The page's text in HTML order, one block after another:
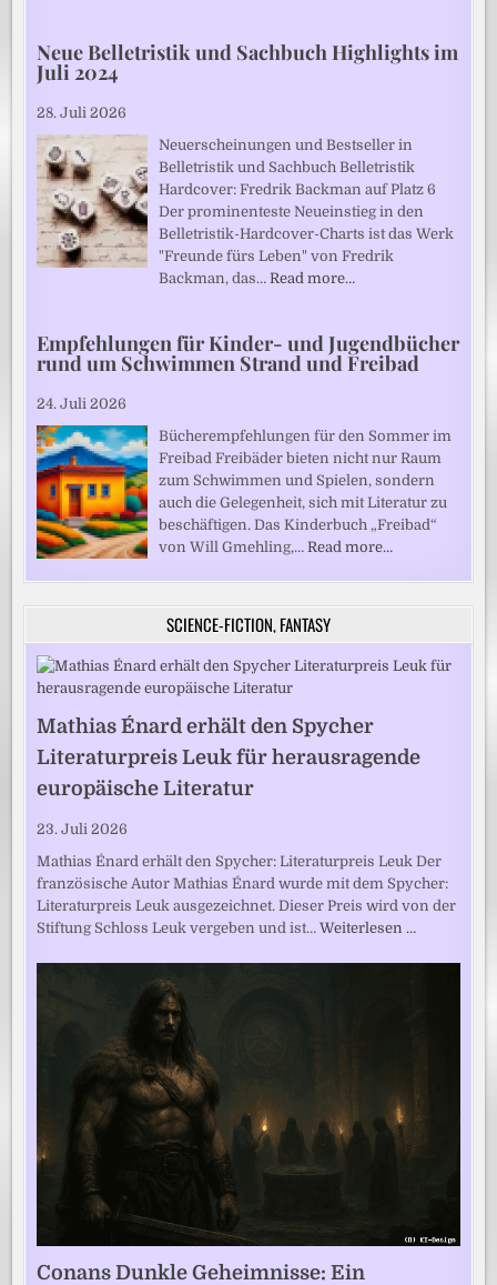
Neue Belletristik und Sachbuch Highlights im
Juli 2024
28. Juli 2026
Neuerscheinungen und Bestseller in
Belletristik und Sachbuch Belletristik
Hardcover: Fredrik Backman auf Platz 6
Der prominenteste Neueinstieg in den
Belletristik-Hardcover-Charts ist das Werk
"Freunde fürs Leben" von Fredrik
Backman, das…Read more…
Empfehlungen für Kinder- und Jugendbücher
rund um Schwimmen Strand und Freibad
24. Juli 2026
Bücherempfehlungen für den Sommer im
Freibad Freibäder bieten nicht nur Raum
zum Schwimmen und Spielen, sondern
auch die Gelegenheit, sich mit Literatur zu
beschäftigen. Das Kinderbuch „Freibad“
von Will Gmehling,…Read more…
SCIENCE-FICTION, FANTASY
Mathias Énard erhält den Spycher
Literaturpreis Leuk für herausragende
europäische Literatur
23. Juli 2026
Mathias Énard erhält den Spycher: Literaturpreis Leuk Der
französische Autor Mathias Énard wurde mit dem Spycher:
Literaturpreis Leuk ausgezeichnet. Dieser Preis wird von der
Stiftung Schloss Leuk vergeben und ist…Weiterlesen …
Conans Dunkle Geheimnisse: Ein